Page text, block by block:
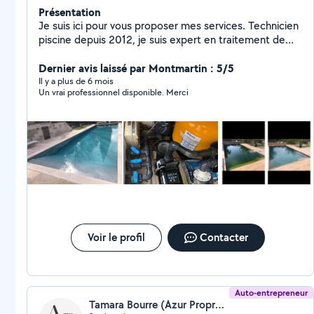
Présentation
Je suis ici pour vous proposer mes services. Technicien
piscine depuis 2012, je suis expert en traitement de
Contactez moi pour toutes demandes et je me ferai un
Dernier avis laissé par Montmartin : 5/5
Il y a plus de 6 mois
Un vrai professionnel disponible. Merci
Voir le profil Contacter
Auto-entrepreneur
Tamara Bourre (Azur Propreté)